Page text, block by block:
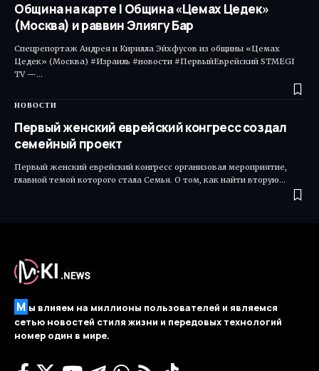
Община на карте | Община «Цемах Цедек»
(Москва) и раввин Элиягу Бар
Спецрепортаж Андрея и Кирилла Эйхфусов из общины «Цемах
Цедек» (Москва) #Израиль #новости #ПервыйЕврейский STMEGI
TV —…
НОВОСТИ
Первый женский еврейский конгресс создал
семейный проект
Первый женский еврейский конгресс организовал мероприятие,
главной темой которого стала Семья. О том, как найти вторую…
М ы влияем на миллионы пользователей и являемся
сетью новостей стиля жизни и передовых технологий
номер один в мире.